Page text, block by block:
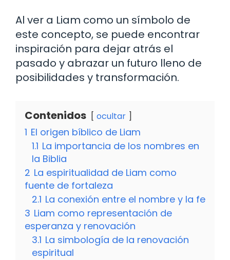
Al ver a Liam como un símbolo de
este concepto, se puede encontrar
inspiración para dejar atrás el
pasado y abrazar un futuro lleno de
posibilidades y transformación.
Contenidos ocultar
1 El origen bíblico de Liam
1.1 La importancia de los nombres en
la Biblia
2 La espiritualidad de Liam como
fuente de fortaleza
2.1 La conexión entre el nombre y la fe
3 Liam como representación de
esperanza y renovación
3.1 La simbología de la renovación
espiritual